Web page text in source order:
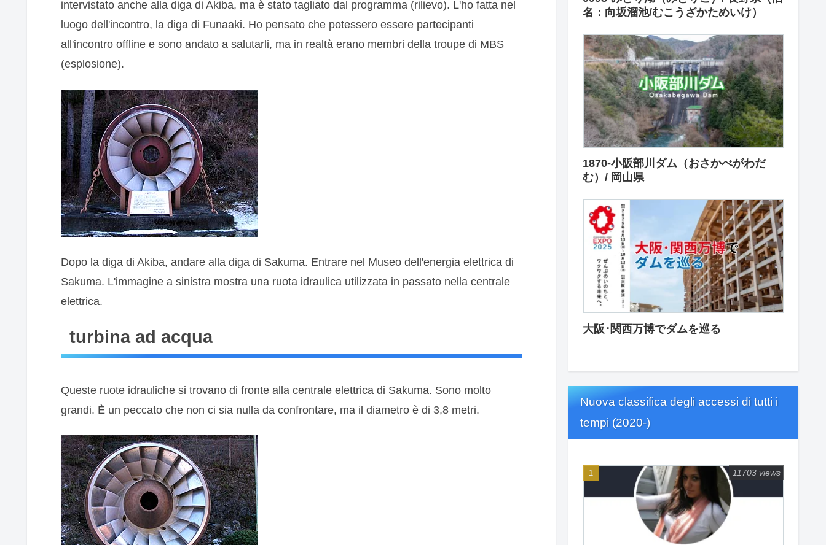
intervistato anche alla diga di Akiba, ma è stato tagliato dal programma (rilievo). L'ho fatta nel
luogo dell'incontro, la diga di Funaaki. Ho pensato che potessero essere partecipanti
all'incontro offline e sono andato a salutarli, ma in realtà erano membri della troupe di MBS
(esplosione).
Dopo la diga di Akiba, andare alla diga di Sakuma. Entrare nel Museo dell'energia elettrica di
Sakuma. L'immagine a sinistra mostra una ruota idraulica utilizzata in passato nella centrale
elettrica.
turbina ad acqua
Queste ruote idrauliche si trovano di fronte alla centrale elettrica di Sakuma. Sono molto
grandi. È un peccato che non ci sia nulla da confrontare, ma il diametro è di 3,8 metri.
名：向坂溜池/むこうざかためいけ）
1870-小阪部川ダム（おさかべがわだ
む）/ 岡山県
大阪･関西万博でダムを巡る
Nuova classifica degli accessi di tutti i
tempi (2020-)
11703 views